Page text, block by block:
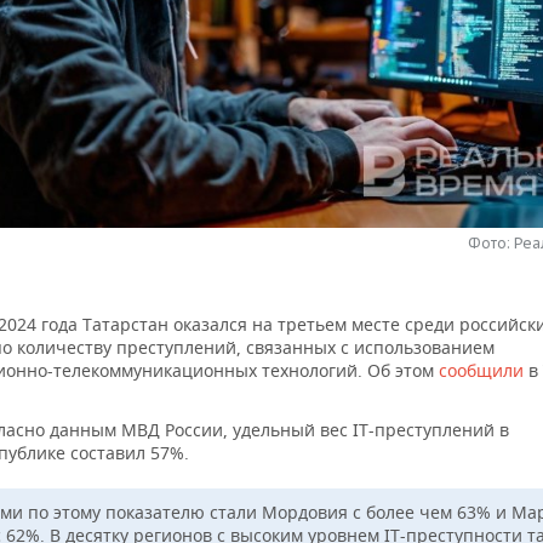
Фото:
года Татарстан оказался на третьем месте среди
количеству преступлений, связанных с использованием
телекоммуникационных технологий. Об этом сообщили
данным МВД России, удельный вес IT-преступлений в
составил 57%.
по этому показателю стали Мордовия с более чем 63% и
62%. В десятку регионов с высоким уровнем IT-преступности